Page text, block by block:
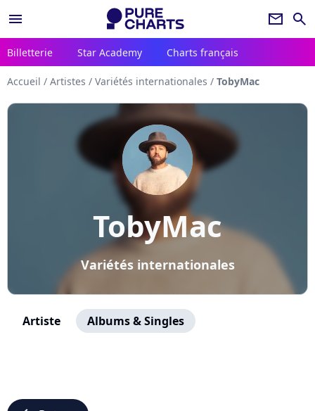
menu newsletter search
Billetterie Star Academy Charts français
Accueil / Artistes / Variétés internationales / TobyMac
TobyMac
Variétés internationales
Artiste Albums & Singles